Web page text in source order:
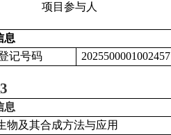
项目参与人
息
记号码 2025500001002457
3
息
物及其合成方法与应用